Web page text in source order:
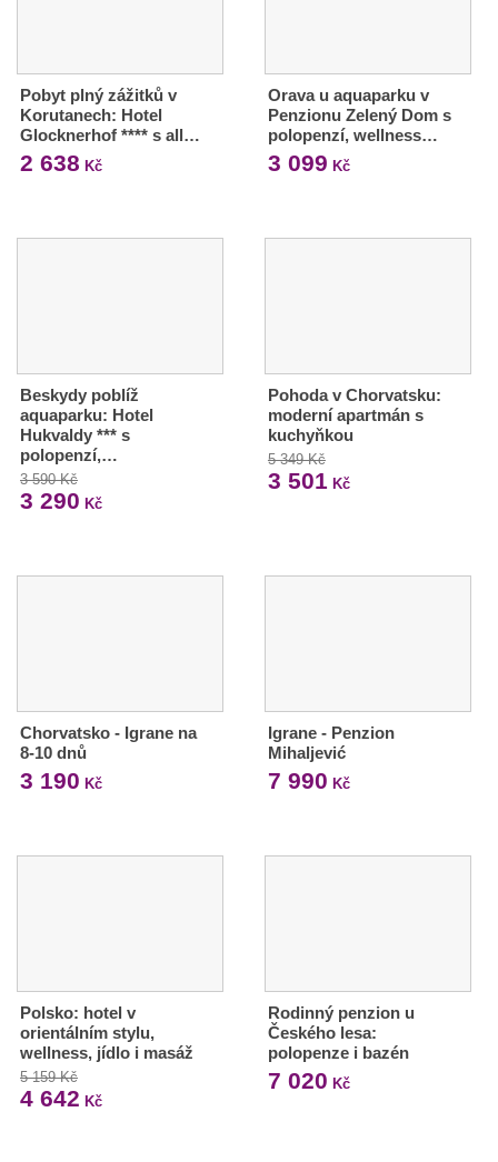
Pobyt plný zážitků v
Korutanech: Hotel
Glocknerhof **** s all…
2 638 Kč
Orava u aquaparku v
Penzionu Zelený Dom s
polopenzí, wellness…
3 099 Kč
Beskydy poblíž
aquaparku: Hotel
Hukvaldy *** s
polopenzí,…
3 590 Kč
3 290 Kč
Pohoda v Chorvatsku:
moderní apartmán s
kuchyňkou
5 349 Kč
3 501 Kč
Chorvatsko - Igrane na
8-10 dnů
3 190 Kč
Igrane - Penzion
Mihaljević
7 990 Kč
Polsko: hotel v
orientálním stylu,
wellness, jídlo i masáž
5 159 Kč
4 642 Kč
Rodinný penzion u
Českého lesa:
polopenze i bazén
7 020 Kč